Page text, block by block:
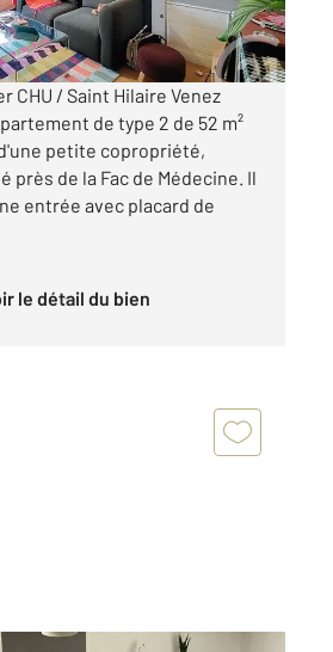
CHU / Saint Hilaire Venez
de type 2 de 52 m²
petite copropriété,
près de la Fac de Médecine. Il
entrée avec placard de
le détail du bien